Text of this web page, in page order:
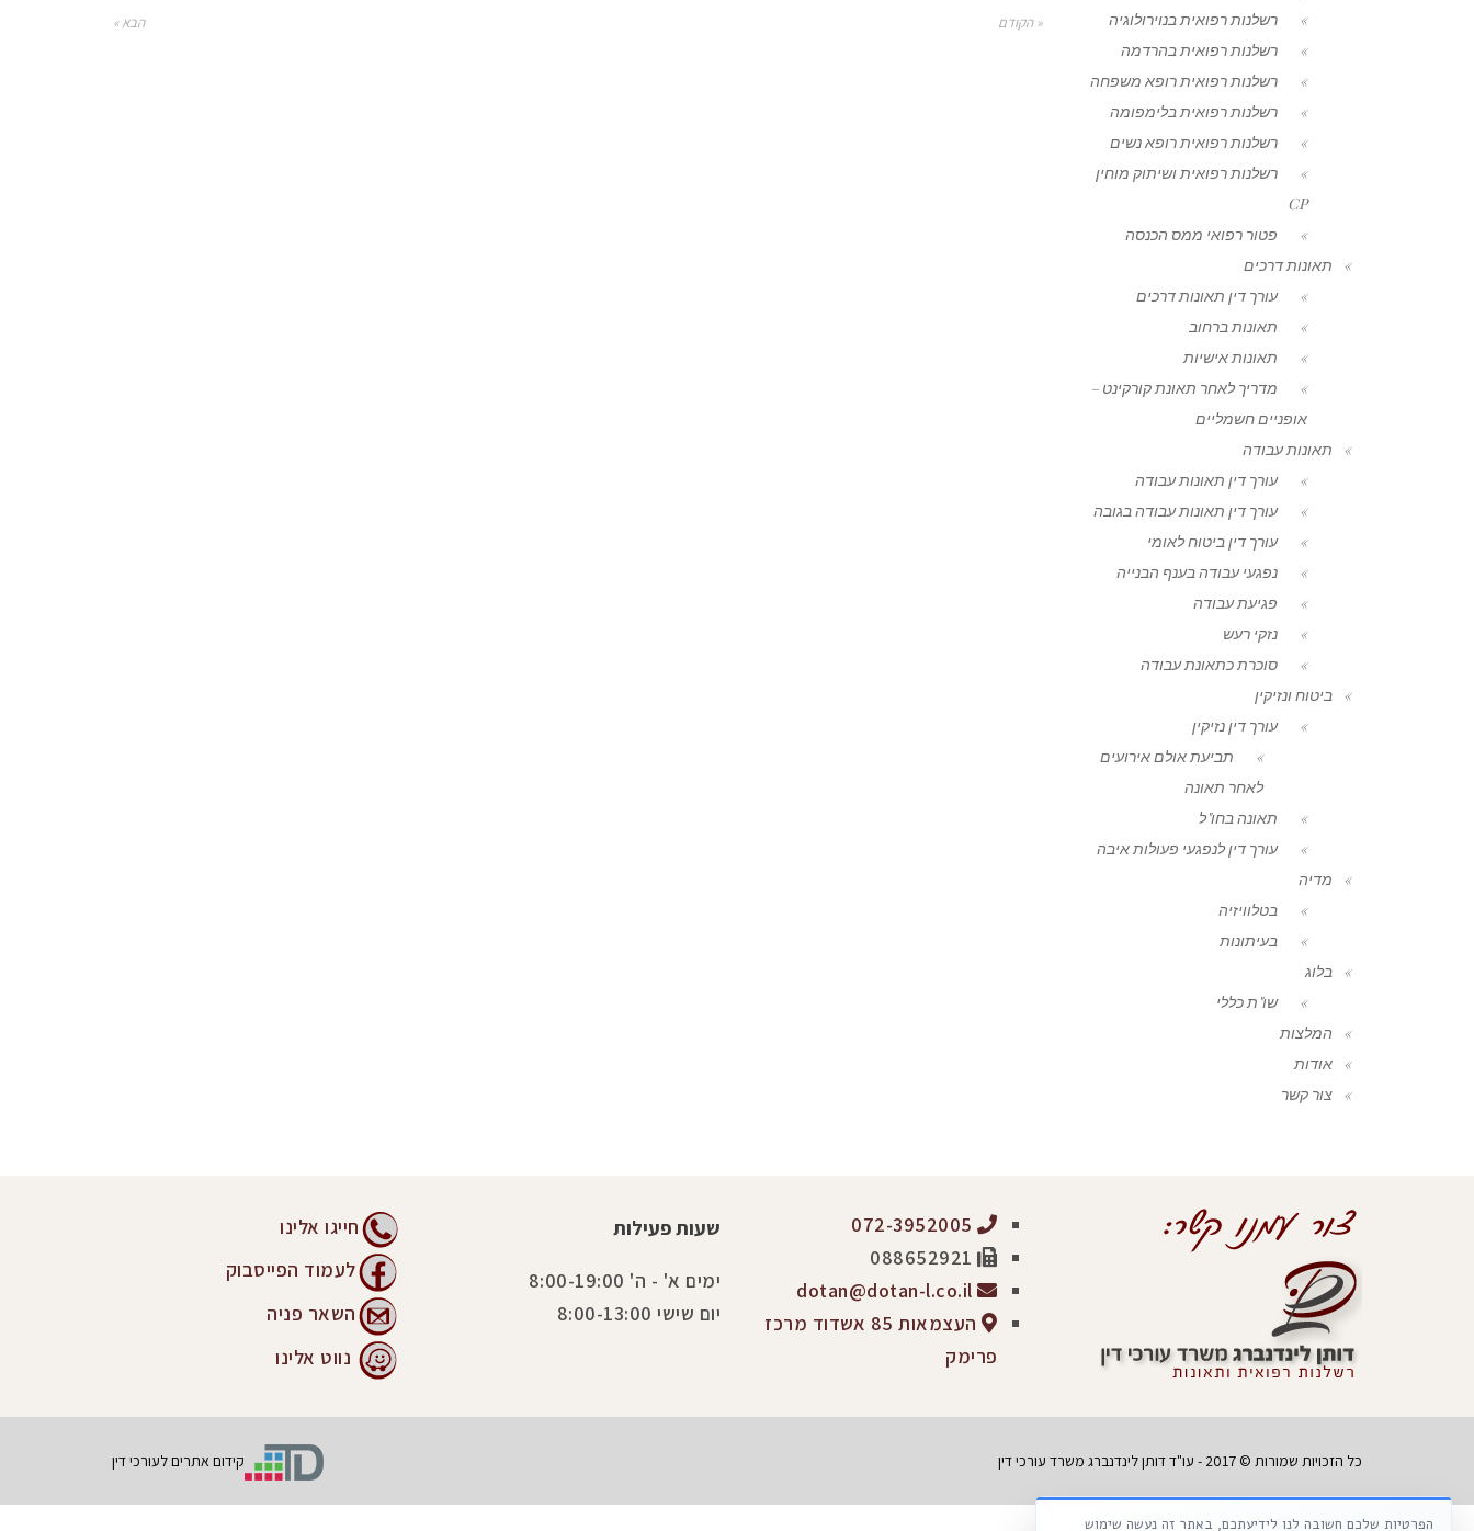
« הקודם הבא »
רשלנות רפואית בנוירולוגיה
רשלנות רפואית בהרדמה
רשלנות רפואית רופא משפחה
רשלנות רפואית בלימפומה
רשלנות רפואית רופא נשים
רשלנות רפואית ושיתוק מוחין
CP
פטור רפואי ממס הכנסה
תאונות דרכים
עורך דין תאונות דרכים
תאונות ברחוב
תאונות אישיות
מדריך לאחר תאונת קורקינט –
אופניים חשמליים
תאונות עבודה
עורך דין תאונות עבודה
עורך דין תאונות עבודה בגובה
עורך דין ביטוח לאומי
נפגעי עבודה בענף הבנייה
פגיעת עבודה
נזקי רעש
סוכרת כתאונת עבודה
ביטוח ונזיקין
עורך דין נזיקין
תביעת אולם אירועים
לאחר תאונה
תאונה בחו"ל
עורך דין לנפגעי פעולות איבה
מדיה
בטלוויזיה
בעיתונות
בלוג
שו"ת כללי
המלצות
אודות
צור קשר
העצמאות 85 אשדוד מרכז
פרימק
שעות פעילות
ימים א' - ה' 8:00-19:00
יום שישי 8:00-13:00
חייגו אלינו
לעמוד הפייסבוק
השאר פניה
נווט אלינו
קידום אתרים לעורכי דין כל הזכויות שמורות © 2017 - עו"ד דותן לינדנברג משרד עורכי דין
הפרטיות שלכם חשובה לנו לידיעתכם, באתר זה נעשה שימוש